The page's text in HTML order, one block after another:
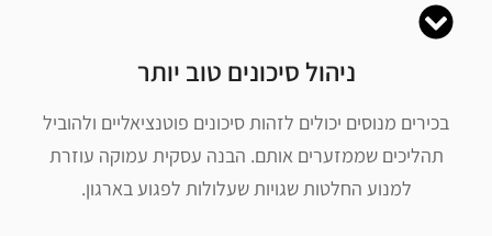
ניהול סיכונים טוב יותר
בכירים מנוסים יכולים לזהות סיכונים פוטנציאליים ולהוביל
תהליכים שממזערים אותם. הבנה עסקית עמוקה עוזרת
למנוע החלטות שגויות שעלולות לפגוע בארגון.